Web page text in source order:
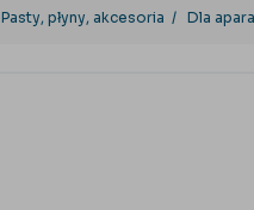
Pasty, płyny, akcesoria Dla